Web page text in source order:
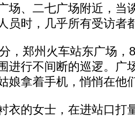
场、二七广场附近，当
员时，几乎所有受访者
郑州火车站东广场，8
进行不间断的巡逻。广
娘拿着手机，悄悄在他
的女士，在进站口打